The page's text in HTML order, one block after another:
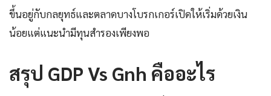
ขึ้นอยู่กับกลยุทธ์และตลาดบางโบรกเกอร์เปิดให้เริ่มด้วยเงิน
น้อยแต่แนะนำมีทุนสำรองเพียงพอ
สรุป GDP Vs Gnh คืออะไร